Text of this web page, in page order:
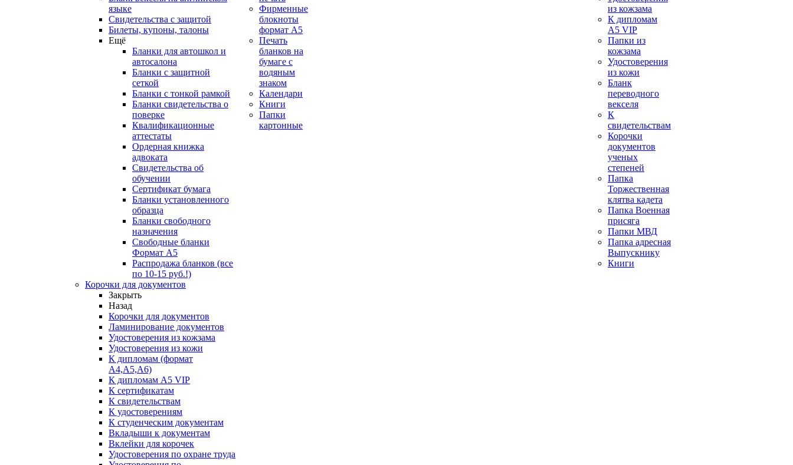
языке
Свидетельства с защитой
Билеты, купоны, талоны
Ещё
Бланки для автошкол и
автосалона
Бланки с защитной
сеткой
Бланки с тонкой рамкой
Бланки свидетельства о
поверке
Квалификационные
аттестаты
Ордерная книжка
адвоката
Свидетельства об
обучении
Сертификат бумага
Бланки установленного
образца
Бланки свободного
назначения
Свободные бланки
Формат А5
Распродажа бланков (все
по 10-15 руб.!)
Корочки для документов
Закрыть
Назад
Корочки для документов
Ламинирование документов
Удостоверения из кожзама
Удостоверения из кожи
К дипломам (формат
А4,А5,А6)
К дипломам А5 VIP
К сертификатам
К свидетельствам
К удостоверениям
К студенческим документам
Вкладыши к документам
Вклейки для корочек
Удостоверения по охране труда
Фирменные
блокноты
формат А5
Печать
бланков на
бумаге с
водяным
знаком
Календари
Книги
Папки
картонные
из кожзама
К дипломам
А5 VIP
Папки из
кожзама
Удостоверения
из кожи
Бланк
переводного
векселя
К
свидетельствам
Корочки
документов
ученых
степеней
Папка
Торжественная
клятва кадета
Папка Военная
присяга
Папки МВД
Папка адресная
Выпускнику
Книги